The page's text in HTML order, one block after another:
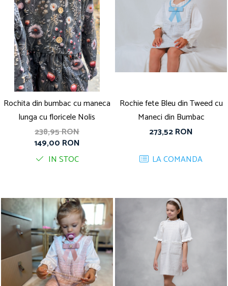
Rochita din bumbac cu maneca
lunga cu floricele Nolis
238,95 RON
149,00 RON
IN STOC
Rochie fete Bleu din Tweed cu
Maneci din Bumbac
273,52 RON
LA COMANDA